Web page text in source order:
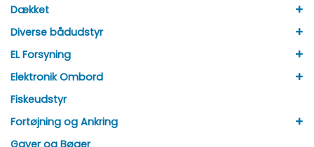
Dækket +
Diverse bådudstyr +
EL Forsyning +
Elektronik Ombord +
Fiskeudstyr
Fortøjning og Ankring
+